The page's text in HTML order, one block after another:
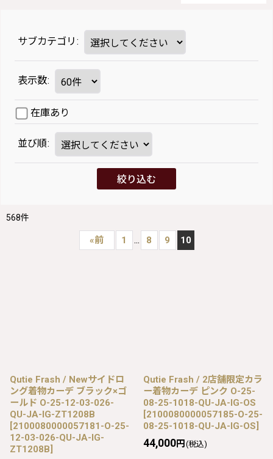
サブカテゴリ :
表示数:
在庫あり
並び順:
絞り込む
568件
«前 1 ... 8 9 10
Qutie Frash / Newサイドロ
ング着物カーデ ブラック×ゴ
ールド O-25-12-03-026-
QU-JA-IG-ZT1208B
[2100080000057181-O-25-
12-03-026-QU-JA-IG-
ZT1208B]
Qutie Frash / 2店舗限定カラ
ー着物カーデ ピンク O-25-
08-25-1018-QU-JA-IG-OS
[2100080000057185-O-25-
08-25-1018-QU-JA-IG-OS]
44,000円 (税込)